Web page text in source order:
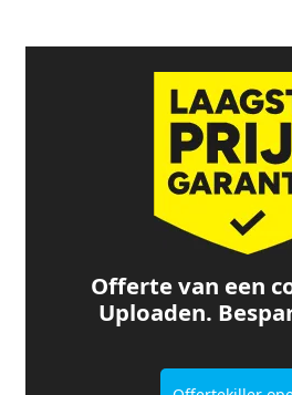
Offerte van een
Uploaden.